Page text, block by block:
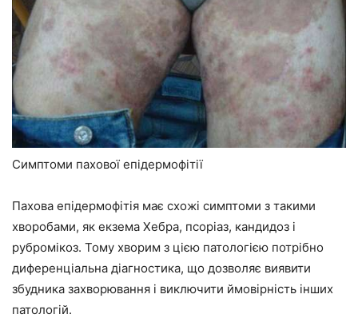
Симптоми пахової епідермофітії
Пахова епідермофітія має схожі симптоми з такими
хворобами, як екзема Хебра, псоріаз, кандидоз і
рубромікоз. Тому хворим з цією патологією потрібно
диференціальна діагностика, що дозволяє виявити
збудника захворювання і виключити ймовірність інших
патологій.